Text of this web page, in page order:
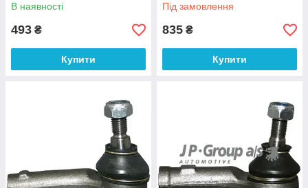
В наявності
493 ₴
Купити
Під замовлення
835 ₴
Купити